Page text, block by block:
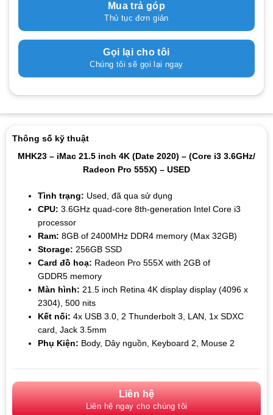
Mua trả góp
Thủ tục đơn giản
Gọi lại cho tôi
Chúng tôi sẽ gọi lại ngay
Thông số kỹ thuật
MHK23 – iMac 21.5 inch 4K (Date 2020) – (Core i3 3.6GHz/
Radeon Pro 555X) – USED
Tình trạng: Used, đã qua sử dụng
CPU: 3.6GHz quad-core 8th-generation Intel Core i3
processor
Ram: 8GB of 2400MHz DDR4 memory (Max 32GB)
Storage: 256GB SSD
Card đồ hoạ: Radeon Pro 555X with 2GB of
GDDR5 memory
Màn hình: 21.5 inch Retina 4K display display (4096 x
2304), 500 nits
Kết nối: 4x USB 3.0, 2 Thunderbolt 3, LAN, 1x SDXC
card, Jack 3.5mm
Phụ Kiện: Body, Dây nguồn, Keyboard 2, Mouse 2
Liên hệ
Liên hệ ngay cho chúng tôi